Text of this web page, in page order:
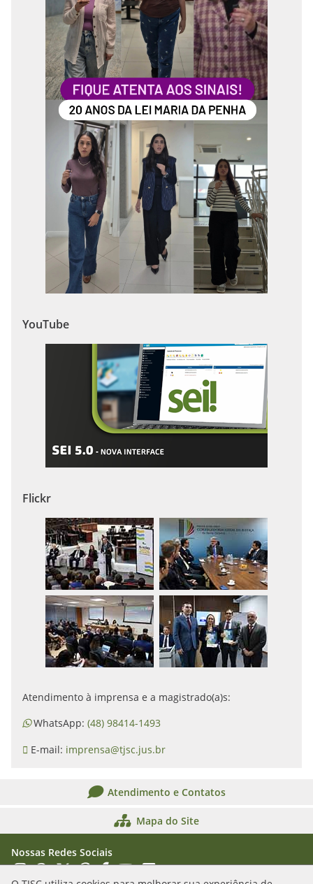
YouTube
Flickr
Atendimento à imprensa e a magistrado(a)s:
WhatsApp: (48) 98414-1493
E-mail: imprensa@tjsc.jus.br
Atendimento e Contatos
Mapa do Site
Nossas Redes Sociais
Acessar Instagram
Acessar WhatsApp
Acessar XAcessar Threads
Acessar Facebook
Acessar YouTube
Acessar Flickr
Acessar SoundCloud